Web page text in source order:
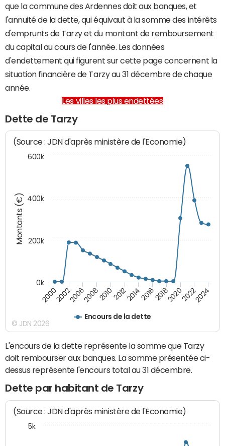
que la commune des Ardennes doit aux banques, et
l'annuité de la dette, qui équivaut à la somme des intérêts
d'emprunts de Tarzy et du montant de remboursement
du capital au cours de l'année. Les données
d'endettement qui figurent sur cette page concernent la
situation financière de Tarzy au 31 décembre de chaque
année.
Les villes les plus endettées
Dette de Tarzy
Montants (€)
(Source : JDN d'après ministère de l'Economie)
Encours de la dette
200020022006200820102012201420162018202020222024
0k
200k
400k
600k
© JDN 2026
L'encours de la dette représente la somme que Tarzy
doit rembourser aux banques. La somme présentée ci-
dessus représente l'encours total au 31 décembre.
Dette par habitant de Tarzy
(Source : JDN d'après ministère de l'Economie)
5k